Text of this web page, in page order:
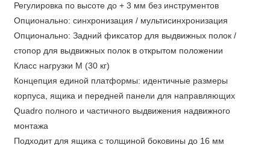
Регулировка по высоте до + 3 мм без инструментов
Опционально: синхронизация / мультисинхронизация
Опционально: Задний фиксатор для выдвижных полок /
стопор для выдвижных полок в открытом положении
Класс нагрузки M (30 кг)
Концепция единой платформы: идентичные размеры
корпуса, ящика и передней панели для направляющих
Quadro полного и частичного выдвижения надвижного
монтажа
Подходит для ящика с толщиной боковины до 16 мм